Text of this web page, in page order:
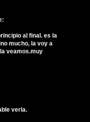
al final. es la
mucho, la voy a
veamos.muy
verla.